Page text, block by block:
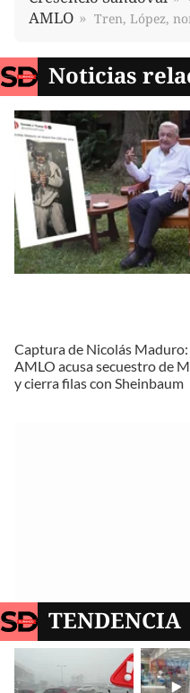
AMLO
Tren, López,
Noticias
Captura de Nicolás Maduro:
AMLO acusa secuestro de
y cierra filas con Sheinbaum
TENDENCIA